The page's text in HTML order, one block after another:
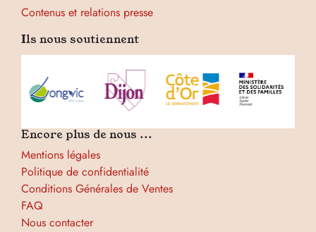
Contenus et relations presse
Ils nous soutiennent
Encore plus de nous ...
Mentions légales
Politique de confidentialité
Conditions Générales de Ventes
FAQ
Nous contacter